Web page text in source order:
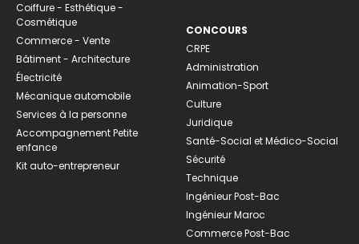
Coiffure - Esthétique -
Cosmétique
Commerce - Vente
Bâtiment - Architecture
Électricité
Mécanique automobile
Services à la personne
Accompagnement Petite
enfance
Kit auto-entrepreneur
CONCOURS
CRPE
Administration
Animation-Sport
Culture
Juridique
Santé-Social et Médico-Social
Sécurité
Technique
Ingénieur Post-Bac
Ingénieur Maroc
Commerce Post-Bac